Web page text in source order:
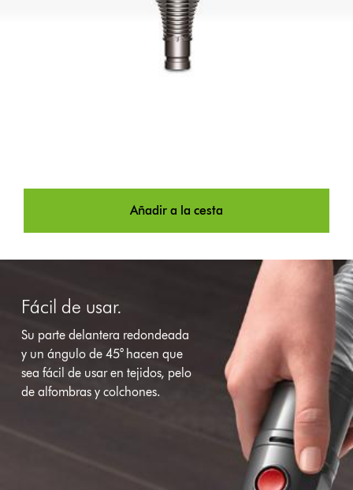
Añadir a la cesta
Fácil de usar.
Su parte delantera redondeada
y un ángulo de 45° hacen que
sea fácil de usar en tejidos, pelo
de alfombras y colchones.